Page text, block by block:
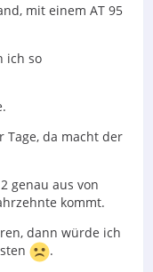
mit einem AT 95
ich so
Tage, da macht der
genau aus von
kommt.
dann würde ich
.